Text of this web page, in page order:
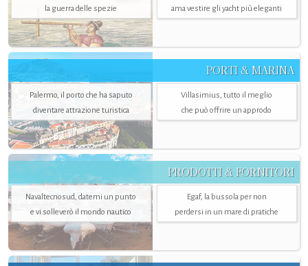
la guerra delle spezie
ama vestire gli yacht più eleganti
PORTI & MARINA
Palermo, il porto che ha saputo
diventare attrazione turistica
Villasimius, tutto il meglio
che può offrire un approdo
PRODOTTI & FORNITORI
Navaltecnosud, datemi un punto
e vi solleverò il mondo nautico
Egaf, la bussola per non
perdersi in un mare di pratiche